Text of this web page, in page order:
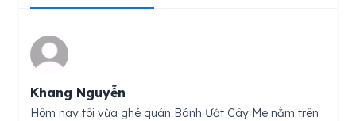
Khang Nguyễn
Hôm nay tôi vừa ghé quán Bánh Ướt Cây Me nằm trên